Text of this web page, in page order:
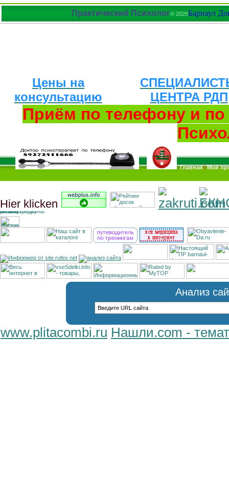
Практический Психолог© 2026Барнаул
Цены на
консультацию
ЦЕНТРА РДП
Приём по телефону и
Главная|Мой
Hier klicken
Анализ
www.plitacombi.ru Нашли.com -